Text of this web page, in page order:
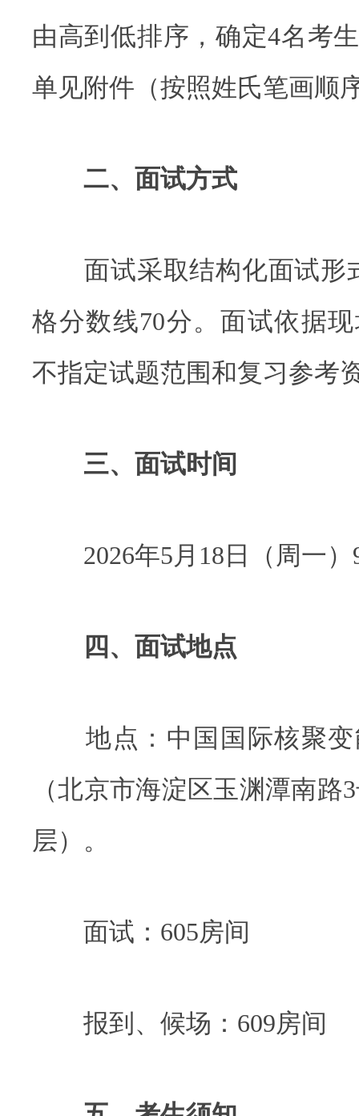
由高到低排序，确定4名考
单见附件（按照姓氏笔画顺
二、面试方式
面试采取结构化面试形
格分数线70分。面试依据
不指定试题范围和复习参考
三、面试时间
2026年5月18日（周一）
四、面试地点
地点：中国国际核聚变
（北京市海淀区玉渊潭南路
层）。
面试：605房间
报到、候场：609房间